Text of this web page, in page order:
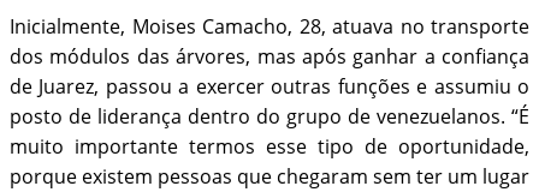
Inicialmente, Moises Camacho, 28, atuava no transporte
dos módulos das árvores, mas após ganhar a confiança
de Juarez, passou a exercer outras funções e assumiu o
posto de liderança dentro do grupo de venezuelanos. “É
muito importante termos esse tipo de oportunidade,
porque existem pessoas que chegaram sem ter um lugar